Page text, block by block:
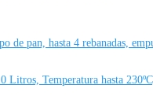
pan, hasta 4 rebanadas,
Litros, Temperatura hasta